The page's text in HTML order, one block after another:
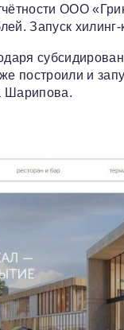
ООО
Запуск
построили и
Шарипова.